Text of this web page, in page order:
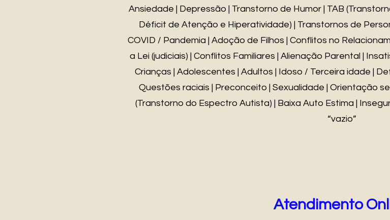
Ansiedade | Depressão | Transtorno de Humor | TAB
Déficit de Atenção e Hiperatividade) | Transtornos de
COVID / Pandemia | Adoção de Filhos | Conflitos no
a Lei (judiciais) | Conflitos Familiares | Alienação Parental |
Crianças | Adolescentes | Adultos | Idoso / Terceira idade |
Questões raciais | Preconceito | Sexualidade | Orientação
(Transtorno do Espectro Autista) | Baixa Auto Estima |
“vazio”
Atendimento